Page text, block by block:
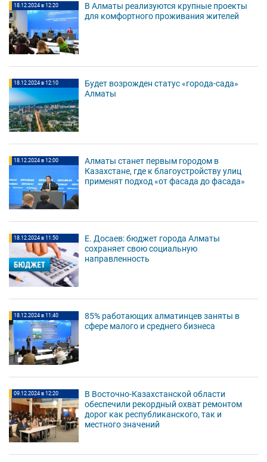
18.12.2024 в 12:20
В Алматы реализуются крупные проекты
для комфортного проживания жителей
18.12.2024 в 12:10
Будет возрожден статус «города-сада»
Алматы
18.12.2024 в 12:00
Алматы станет первым городом в
Казахстане, где к благоустройству улиц
применят подход «от фасада до фасада»
18.12.2024 в 11:50
Е. Досаев: бюджет города Алматы
сохраняет свою социальную
направленность
18.12.2024 в 11:40
85% работающих алматинцев заняты в
сфере малого и среднего бизнеса
09.12.2024 в 12:20
В Восточно-Казахстанской области
обеспечили рекордный охват ремонтом
дорог как республиканского, так и
местного значений